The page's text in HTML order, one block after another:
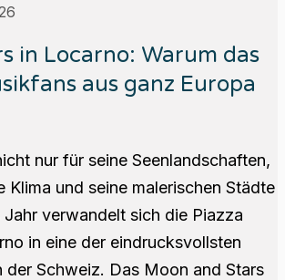
in Locarno: Warum das
aus ganz Europa
nur für seine Seenlandschaften,
Klima und seine malerischen Städte
verwandelt sich die Piazza
in eine der eindrucksvollsten
der Schweiz. Das Moon and Stars